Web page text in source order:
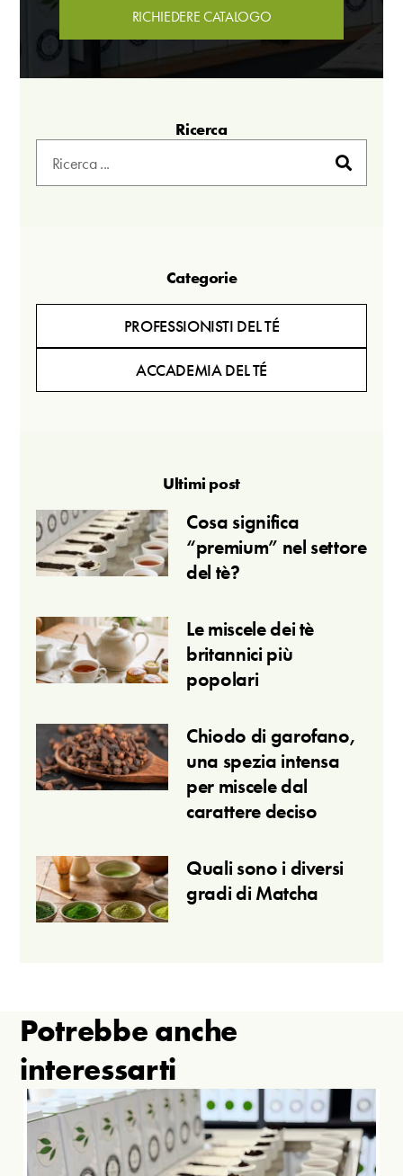
RICHIEDERE CATALOGO
Ricerca
Categorie
PROFESSIONISTI DEL TÉ
ACCADEMIA DEL TÉ
Ultimi post
Cosa significa
“premium” nel settore
del tè?
Le miscele dei tè
britannici più
popolari
Chiodo di garofano,
una spezia intensa
per miscele dal
carattere deciso
Quali sono i diversi
gradi di Matcha
Potrebbe anche
interessarti